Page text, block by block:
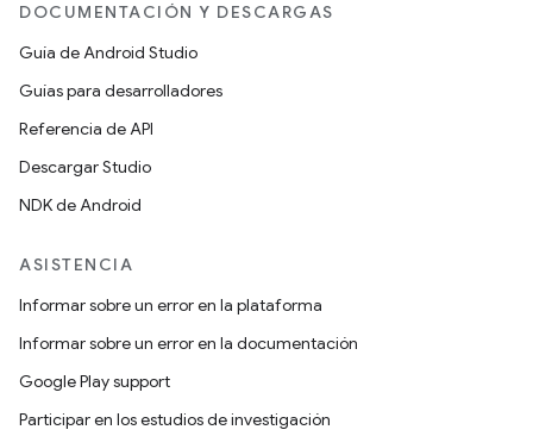
DOCUMENTACIÓN Y DESCARGAS
Guía de Android Studio
Guías para desarrolladores
Referencia de API
Descargar Studio
NDK de Android
ASISTENCIA
Informar sobre un error en la plataforma
Informar sobre un error en la documentación
Google Play support
Participar en los estudios de investigación